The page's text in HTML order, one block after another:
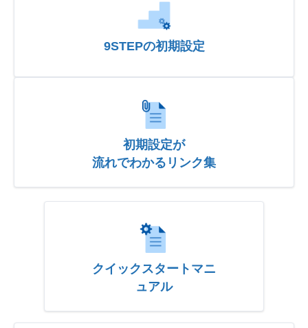
9STEPの初期設定
初期設定が
流れでわかるリンク集
クイックスタートマニ
ュアル